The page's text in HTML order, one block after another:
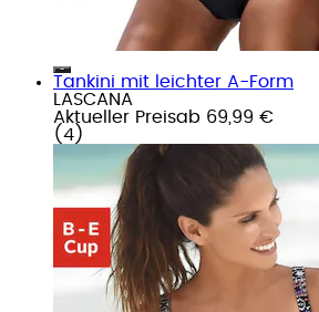
Tankini mit leichter A-Form
LASCANA
Aktueller Preisab 69,99 €
( 4 )